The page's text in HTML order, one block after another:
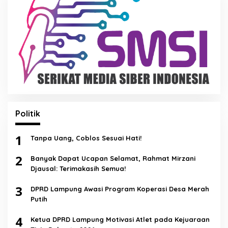
Politik
1 Tanpa Uang, Coblos Sesuai Hati!
2
Banyak Dapat Ucapan Selamat, Rahmat Mirzani
Djausal: Terimakasih Semua!
3
DPRD Lampung Awasi Program Koperasi Desa Merah
Putih
4
Ketua DPRD Lampung Motivasi Atlet pada Kejuaraan